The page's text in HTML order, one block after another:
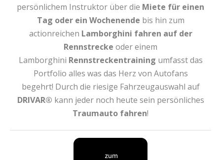
persönlichem Instruktor über die Miete für einen
Tag oder ein Wochenende bis hin zum
actionreichen Lamborghini fahren auf der
Rennstrecke oder einem
Lamborghini Rennstreckentraining umfasst das
Portfolio alles was das Herz von Autofans
begehrt! Durch die riesige Fahrzeugauswahl auf
DRIVAR® kann jeder noch heute sein persönliches
Traumauto fahren!